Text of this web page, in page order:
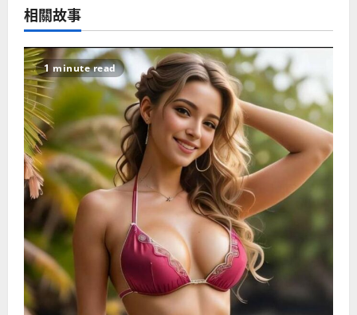
a
v
i
g
a
t
i
o
n
相關故事
1 minute read